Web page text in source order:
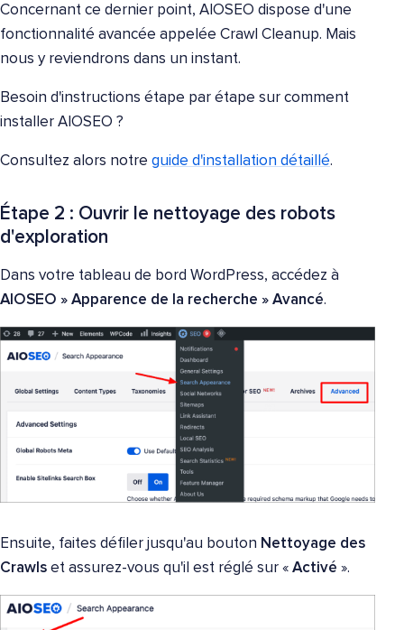
Concernant ce dernier point, AIOSEO dispose d'une
fonctionnalité avancée appelée Crawl Cleanup. Mais
nous y reviendrons dans un instant.
Besoin d'instructions étape par étape sur comment
installer AIOSEO ?
Consultez alors notre guide d'installation détaillé.
Étape 2 : Ouvrir le nettoyage des robots
d'exploration
Dans votre tableau de bord WordPress, accédez à
AIOSEO » Apparence de la recherche » Avancé.
Ensuite, faites défiler jusqu'au bouton Nettoyage des
Crawls et assurez-vous qu'il est réglé sur « Activé ».